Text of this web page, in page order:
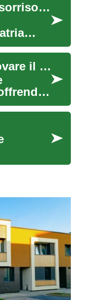
Impianti dentali: Una soluzione duratura per un sorriso perfetto
Le Protesi Dentarie: Soluzioni Moderne per Ritrovare il Sorriso